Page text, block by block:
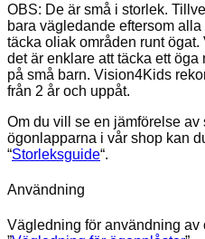
OBS: De är små i storlek.
bara vägledande eftersom
täcka oliak områden runt
det är enklare att täcka ett
på små barn. Vision4Kids
från 2 år och uppåt.
Om du vill se en jämförelse av
ögonlapparna i vår shop kan
“Storleksguide“.
Användning
Vägledning för användning av